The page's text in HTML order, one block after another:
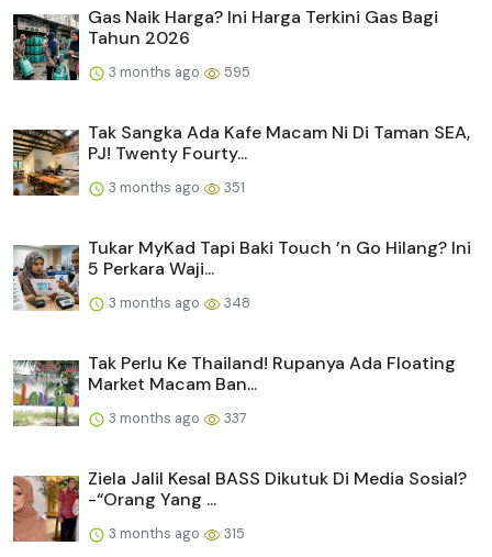
Gas Naik Harga? Ini Harga Terkini Gas Bagi
Tahun 2026
3 months ago 595
Tak Sangka Ada Kafe Macam Ni Di Taman SEA,
PJ! Twenty Fourty...
3 months ago 351
Tukar MyKad Tapi Baki Touch ’n Go Hilang? Ini
5 Perkara Waji...
3 months ago 348
Tak Perlu Ke Thailand! Rupanya Ada Floating
Market Macam Ban...
3 months ago 337
Ziela Jalil Kesal BASS Dikutuk Di Media Sosial?
-“Orang Yang ...
3 months ago 315